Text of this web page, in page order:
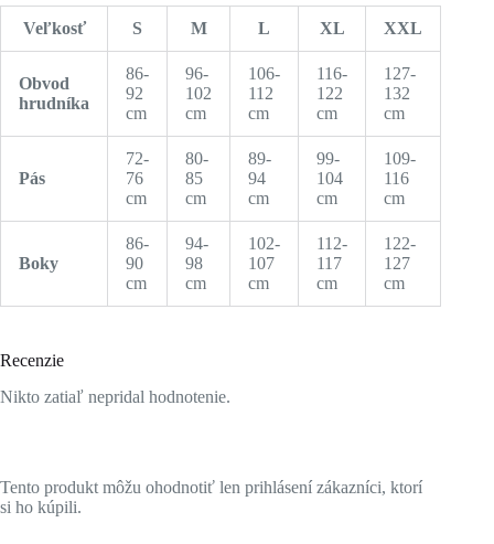
Veľkosť S M L XL XXL
Obvod
hrudníka
86-
92
cm
96-
102
cm
106-
112
cm
116-
122
cm
127-
132
cm
Pás
72-
76
cm
80-
85
cm
89-
94
cm
99-
104
cm
109-
116
cm
Boky
86-
90
cm
94-
98
cm
102-
107
cm
112-
117
cm
122-
127
cm
Recenzie
Nikto zatiaľ nepridal hodnotenie.
Tento produkt môžu ohodnotiť len prihlásení zákazníci, ktorí
si ho kúpili.